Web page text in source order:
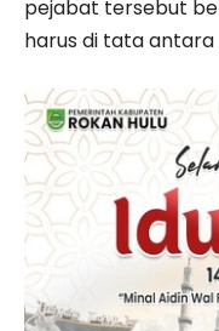
pejabat tersebut
harus di tata antara